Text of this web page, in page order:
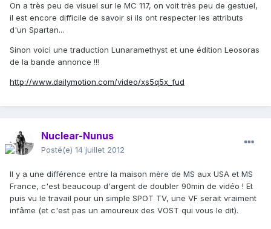
On a très peu de visuel sur le MC 117, on voit très peu de gestuel,
il est encore difficile de savoir si ils ont respecter les attributs
d'un Spartan...
Sinon voici une traduction Lunaramethyst et une édition Leosoras
de la bande annonce !!!
http://www.dailymotion.com/video/xs5q5x_fud
Nuclear-Nunus
Posté(e) 14 juillet 2012
Il y a une différence entre la maison mère de MS aux USA et MS
France, c'est beaucoup d'argent de doubler 90min de vidéo ! Et
puis vu le travail pour un simple SPOT TV, une VF serait vraiment
infâme (et c'est pas un amoureux des VOST qui vous le dit).